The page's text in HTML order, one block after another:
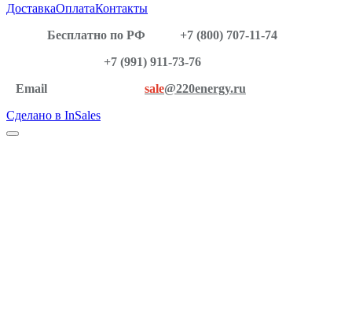
ДоставкаОплатаКонтакты
Бесплатно по РФ
+7 (800) 707-11-74
+7 (991) 911-73-76
Email
sale@220energy.ru
Сделано в InSales